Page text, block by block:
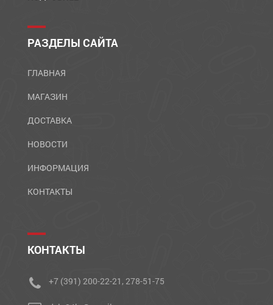
РАЗДЕЛЫ САЙТА
ГЛАВНАЯ
МАГАЗИН
ДОСТАВКА
НОВОСТИ
ИНФОРМАЦИЯ
КОНТАКТЫ
КОНТАКТЫ
+7 (391) 200-22-21, 278-51-75